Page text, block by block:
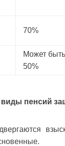
70%
Может
50%
виды пенсий